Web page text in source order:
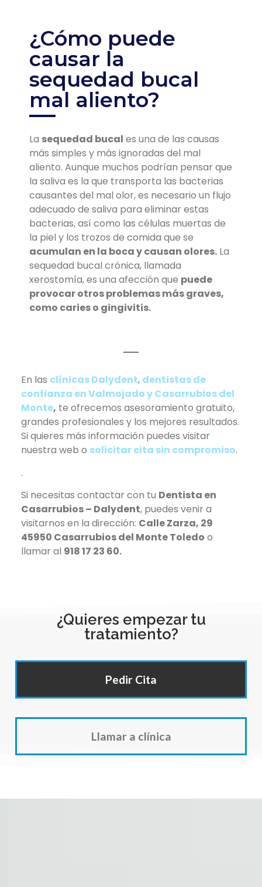
¿Cómo puede
causar la
sequedad bucal
mal aliento?
La sequedad bucal es una de las causas
más simples y más ignoradas del mal
aliento. Aunque muchos podrían pensar que
la saliva es la que transporta las bacterias
causantes del mal olor, es necesario un flujo
adecuado de saliva para eliminar estas
bacterias, así como las células muertas de
la piel y los trozos de comida que se
acumulan en la boca y causan olores. La
sequedad bucal crónica, llamada
xerostomía, es una afección que puede
provocar otros problemas más graves,
como caries o gingivitis.
En las clínicas Dalydent, dentistas de
confianza en Valmojado y Casarrubios del
Monte, te ofrecemos asesoramiento gratuito,
grandes profesionales y los mejores resultados.
Si quieres más información puedes visitar
nuestra web o solicitar cita sin compromiso.
.
Si necesitas contactar con tu Dentista en
Casarrubios – Dalydent, puedes venir a
visitarnos en la dirección: Calle Zarza, 29
45950 Casarrubios del Monte Toledo o
llamar al 918 17 23 60.
¿Quieres empezar tu
tratamiento?
Pedir Cita
Llamar a clínica